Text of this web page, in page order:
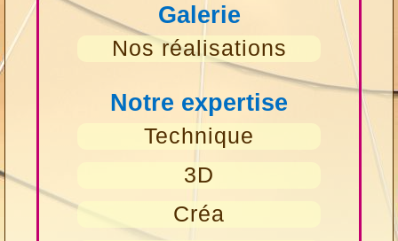
Galerie
Nos réalisations
Notre expertise
Technique
3D
Créa